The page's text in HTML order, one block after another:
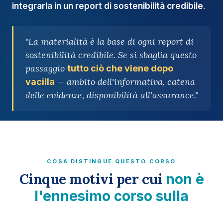
integrarla in un report di sostenibilità credibile.
"La materialità è la base di ogni report di
sostenibilità credibile. Se si sbaglia questo
passaggio tutto ciò che viene dopo
vacilla — ambito dell'informativa, catena
delle evidenze, disponibilità all'assurance."
COSA DISTINGUE QUESTO CORSO
Cinque motivi per cui non è
l'ennesimo corso sulla